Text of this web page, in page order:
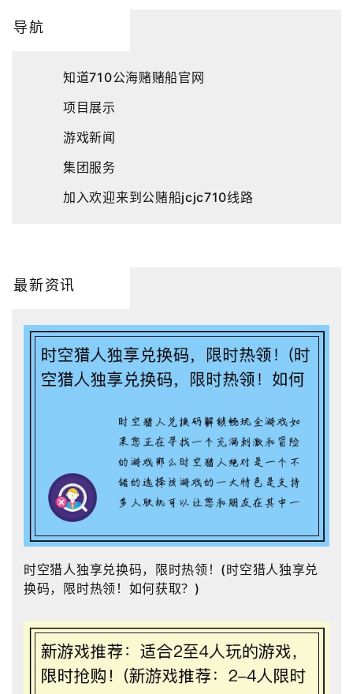
导航
知道710公海赌赌船官网
项目展示
游戏新闻
集团服务
加入欢迎来到公赌船jcjc710线路
最新资讯
时空猎人独享兑换码，限时热领！(时空猎人独享兑
换码，限时热领！如何获取？)